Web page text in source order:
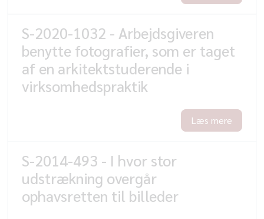
S-2020-1032 - Arbejdsgiveren
benytte fotografier, som er taget
af en arkitektstuderende i
virksomhedspraktik
Læs mere
S-2014-493 - I hvor stor
udstrækning overgår
ophavsretten til billeder